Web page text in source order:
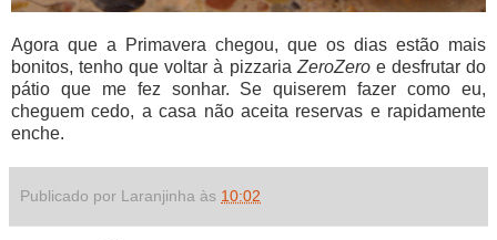
Agora que a Primavera chegou, que os dias estão mais
bonitos, tenho que voltar à pizzaria ZeroZeroe desfrutar do
pátio que me fez sonhar. Se quiserem fazer como eu,
cheguem cedo, a casa não aceita reservas e rapidamente
enche.
Publicado por Laranjinha às 10:02